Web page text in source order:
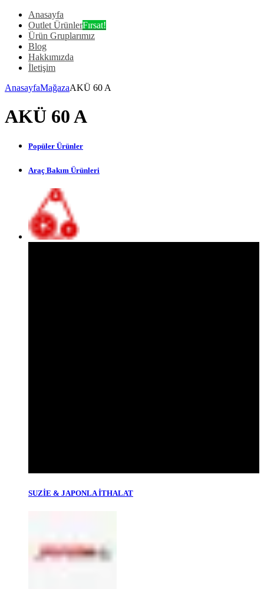
Anasayfa
Outlet ÜrünlerFırsat!
Ürün Gruplarımız
Blog
Hakkımızda
İletişim
AnasayfaMağazaAKÜ 60 A
AKÜ 60 A
Popüler Ürünler
Araç Bakım Ürünleri
SUZİE & JAPONLA İTHALAT